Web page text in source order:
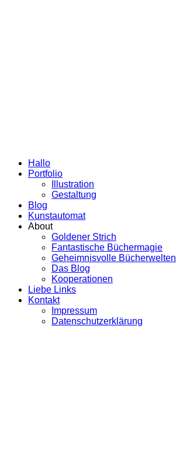
Hallo
Portfolio
Illustration
Gestaltung
Blog
Kunstautomat
About
Goldener Strich
Fantastische Büchermagie
Geheimnisvolle Bücherwelten
Das Blog
Kooperationen
Liebe Links
Kontakt
Impressum
Datenschutzerklärung